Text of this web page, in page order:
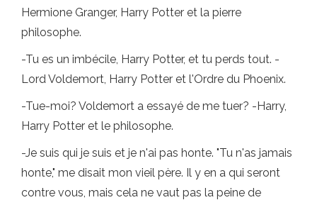
Hermione Granger, Harry Potter et la pierre
philosophe.
-Tu es un imbécile, Harry Potter, et tu perds tout. -
Lord Voldemort, Harry Potter et l'Ordre du Phoenix.
-Tue-moi? Voldemort a essayé de me tuer? -Harry,
Harry Potter et le philosophe.
-Je suis qui je suis et je n'ai pas honte. "Tu n'as jamais
honte," me disait mon vieil père. Il y en a qui seront
contre vous, mais cela ne vaut pas la peine de